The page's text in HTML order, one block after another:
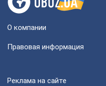
О компании
Правовая информация
Реклама на сайте